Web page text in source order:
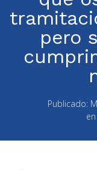
pero
Publicado:
en